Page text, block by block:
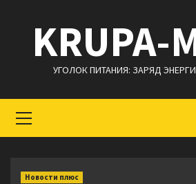
содержимому
KRUPA-
УГОЛОК ПИТАНИЯ: ЗАРЯД
меню
Новости плюс